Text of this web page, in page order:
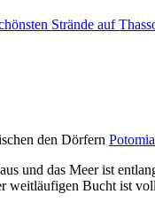
Strände auf
den Dörfern Potomia
und das Meer ist
Bucht ist